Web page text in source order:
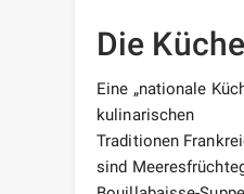
Die Küche
Eine „nationale
kulinarischen
Traditionen
sind